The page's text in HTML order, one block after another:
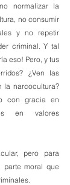
normalizar la
no consumir
y no repetir
criminal. Y tal
eso! Pero, y tus
¿Ven las
la narcocultura?
con gracia en
en valores
pero para
parte moral que